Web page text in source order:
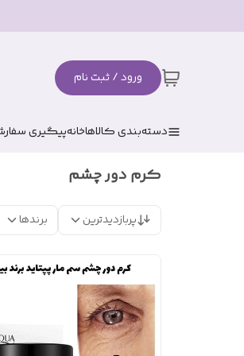
ورود / ثبت نام
دسته‌بندی کالاهاخانهپیگیری
کرم دور چشم
پربازدیدترین برندها